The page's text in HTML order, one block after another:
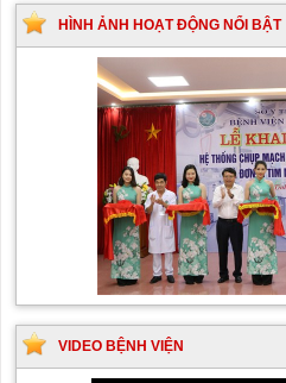
HÌNH ẢNH HOẠT ĐỘNG NỔI BẬT
VIDEO BỆNH VIỆN